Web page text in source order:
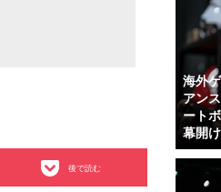
後で読む
海外
アン
ート
幕開け